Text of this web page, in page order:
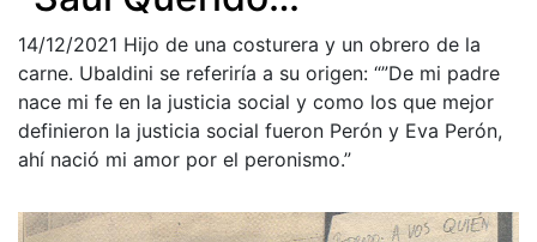
14/12/2021 Hijo de una costurera y un obrero de la
carne. Ubaldini se referiría a su origen: “”De mi padre
nace mi fe en la justicia social y como los que mejor
definieron la justicia social fueron Perón y Eva Perón,
ahí nació mi amor por el peronismo.”